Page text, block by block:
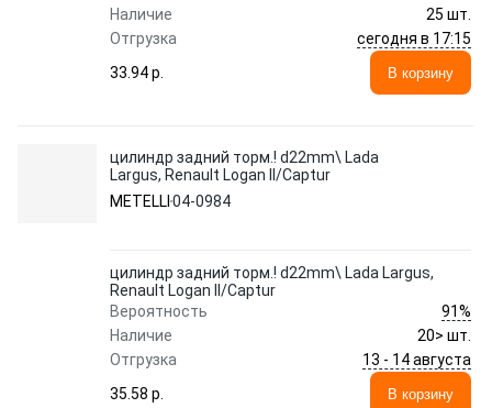
Наличие
25 шт.
Отгрузка
сегодня в 17:15
33.94 p.
В корзину
цилиндр задний торм.! d22mm\ Lada
Largus, Renault Logan II/Captur
METELLI 04-0984
цилиндр задний торм.! d22mm\ Lada Largus,
Renault Logan II/Captur
Вероятность
91%
Наличие
20> шт.
Отгрузка
13 - 14 августа
35.58 p.
В корзину